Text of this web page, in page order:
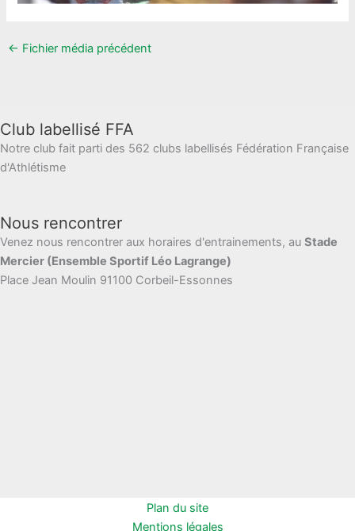
← Fichier média précédent
Club labellisé FFA
Notre club fait parti des 562 clubs labellisés Fédération Française
d'Athlétisme
Nous rencontrer
Venez nous rencontrer aux horaires d'entrainements, au Stade
Mercier (Ensemble Sportif Léo Lagrange)
Place Jean Moulin 91100 Corbeil-Essonnes
Plan du site
Mentions légales